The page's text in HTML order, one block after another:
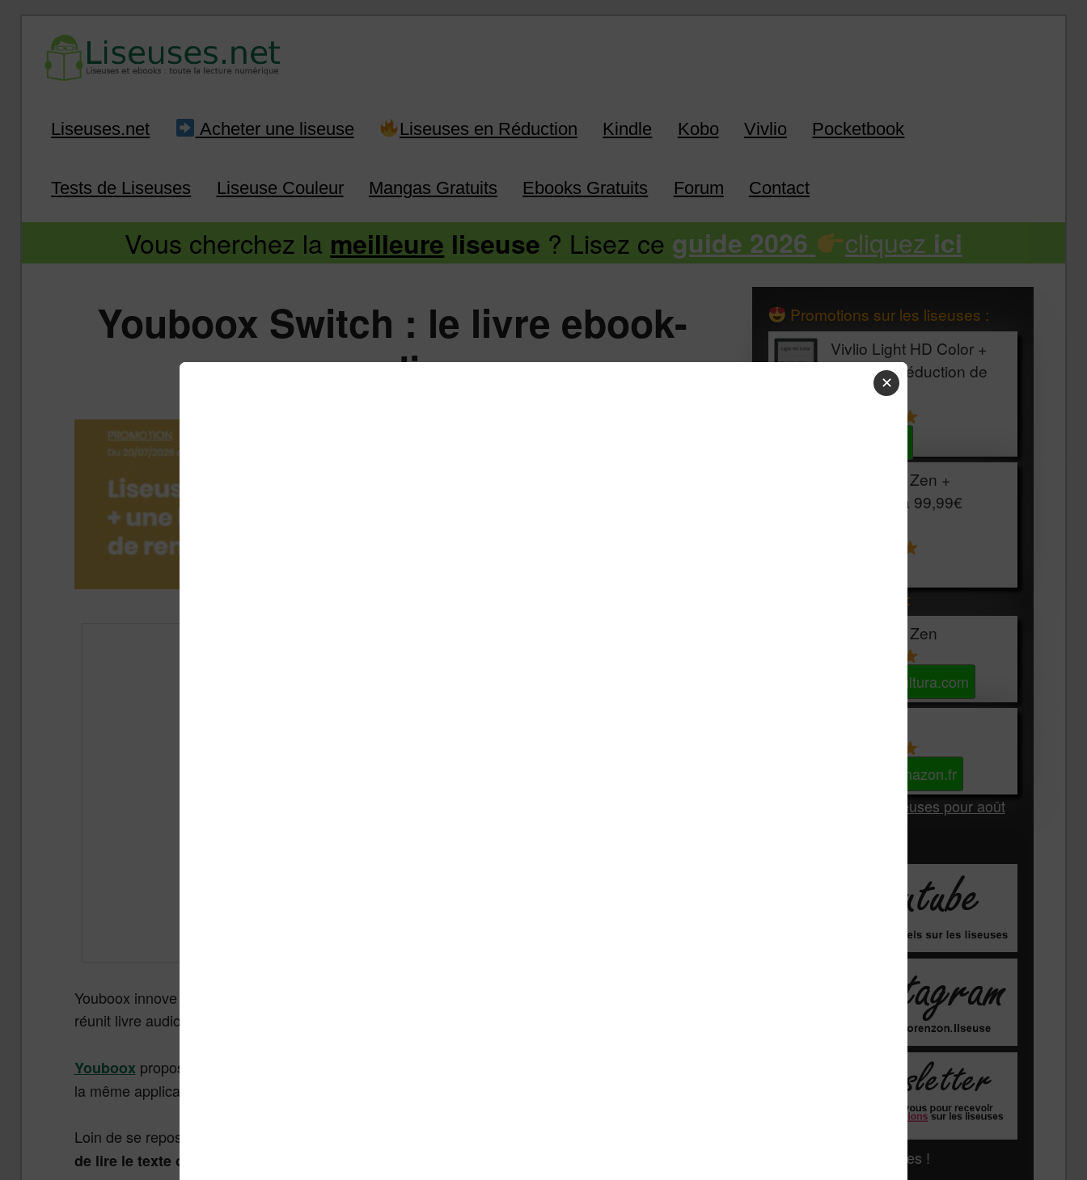
Infos sur les liseuses Kindle, Kobo, Vivlio, Pocketbook
Liseuses.net Acheter une liseuse Liseuses en Réduction Kindle Kobo Vivlio Pocketbook
Tests de Liseuses Liseuse Couleur Mangas Gratuits Ebooks Gratuits Forum Contact
Vous cherchez la meilleure liseuse ? Lisez ce guide 2026 cliquez ici
Youboox Switch : le livre ebook-
audio
Youboox innove et vient enrichir son offre en lecture numérique avec “Switch”, un concept qui
réunit livre audio et ebook en une seule et même expérience culturelle.
Youboox propose déjà depuis quelques années un service de lecture illimitée qui regroupe dans
la même application des romans, des journaux, des bandes dessinées ou encore des magazines.
Loin de se reposer, les équipes de Youboox lancent le service “Switch” qui permet aux
de lire le texte ou d’écouter le livre audio
Promotions sur les liseuses :
Vivlio Light HD Color +
HOUSSE réduction de
Vivlio Light Zen +
HOUSSE à 99,99€
Les accessibles :
Vivlio Light Zen
Voir sur Cultura.com
Voir sur Amazon.fr
Les Meilleures liseuses pour août
Liseuses pas chères !
✕